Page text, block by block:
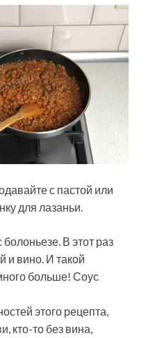
с пастой или
для лазаньи.
В этот раз
и вино. И такой
больше! Соус
этого рецепта,
кто-то без вина,